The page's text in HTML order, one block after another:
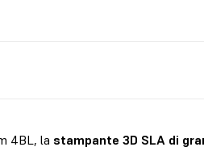
4BL, la stampante 3D SLA di